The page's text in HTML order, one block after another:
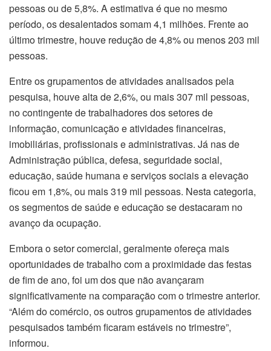
pessoas ou de 5,8%. A estimativa é que no mesmo
período, os desalentados somam 4,1 milhões. Frente ao
último trimestre, houve redução de 4,8% ou menos 203 mil
pessoas.
Entre os grupamentos de atividades analisados pela
pesquisa, houve alta de 2,6%, ou mais 307 mil pessoas,
no contingente de trabalhadores dos setores de
informação, comunicação e atividades financeiras,
imobiliárias, profissionais e administrativas. Já nas de
Administração pública, defesa, seguridade social,
educação, saúde humana e serviços sociais a elevação
ficou em 1,8%, ou mais 319 mil pessoas. Nesta categoria,
os segmentos de saúde e educação se destacaram no
avanço da ocupação.
Embora o setor comercial, geralmente ofereça mais
oportunidades de trabalho com a proximidade das festas
de fim de ano, foi um dos que não avançaram
significativamente na comparação com o trimestre anterior.
“Além do comércio, os outros grupamentos de atividades
pesquisados também ficaram estáveis no trimestre”,
informou.